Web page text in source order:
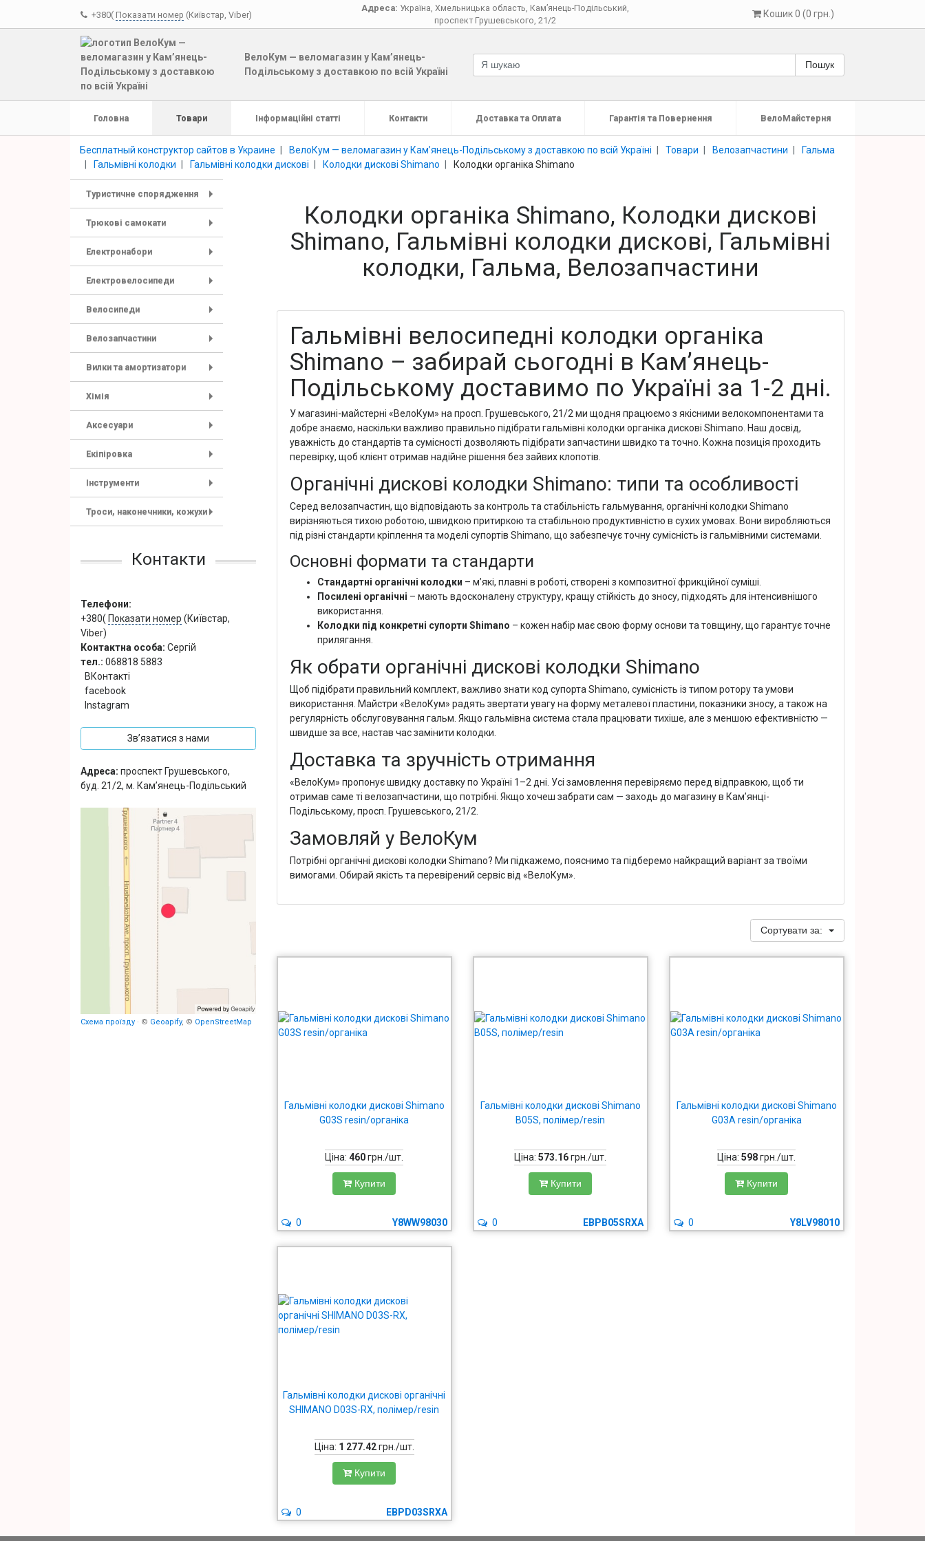
+380( Показати номер (Київстар, Viber)
Адреса: Україна Хмельницька область Кам’янець-Подільський
проспект Грушевського, 21/2
Кошик 0 (0 грн.)
ВелоКум — веломагазин у Кам’янець-
Подільському з доставкою по всій Україні
Пошук
Головна Товари Інформаційні статті Контакти Доставка та Оплата Гарантія та Повернення ВелоМайстерня
Бесплатный конструктор сайтов в Украине ВелоКум — веломагазин у Кам’янець-Подільському з доставкою по всій Україні Товари Велозапчастини
Гальма
Гальмівні колодки
Гальмівні колодки дискові Колодки дискові Shimano Колодки органіка Shimano
Туристичне спорядження
Трюкові самокати
Електронабори
Електровелосипеди
Велосипеди
Велозапчастини
Вилки та амортизатори
Хімія
Аксесуари
Екіпіровка
Інструменти
Троси, наконечники, кожухи
Контакти
Телефони:
+380( Показати номер (Київстар,
Viber)
Контактна особа: Сергій
тел.: 068818 5883
ВКонтакті
facebook
Instagram
Зв’язатися з нами
Адреса: проспект Грушевського,
буд. 21/2, м. Кам’янець-Подільський
Схема проїзду · © Geoapify, © OpenStreetMap
Колодки органіка Shimano, Колодки дискові
Shimano, Гальмівні колодки дискові, Гальмівні
колодки, Гальма, Велозапчастини
Гальмівні велосипедні колодки органіка
Shimano – забирай сьогодні в Кам’янець-
Подільському доставимо по Україні за 1-2 дні.
У магазині-майстерні «ВелоКум» на просп. Грушевського, 21/2 ми щодня працюємо з якісними велокомпонентами та
добре знаємо, наскільки важливо правильно підібрати гальмівні колодки органіка дискові Shimano. Наш досвід,
уважність до стандартів та сумісності дозволяють підібрати запчастини швидко та точно. Кожна позиція проходить
перевірку, щоб клієнт отримав надійне рішення без зайвих клопотів.
Органічні дискові колодки Shimano: типи та особливості
Серед велозапчастин, що відповідають за контроль та стабільність гальмування, органічні колодки Shimano
вирізняються тихою роботою, швидкою притиркою та стабільною продуктивністю в сухих умовах. Вони виробляються
під різні стандарти кріплення та моделі супортів Shimano, що забезпечує точну сумісність із гальмівними системами.
Основні формати та стандарти
Стандартні органічні колодки – м’які, плавні в роботі, створені з композитної фрикційної суміші.
Посилені органічні – мають вдосконалену структуру, кращу стійкість до зносу, підходять для інтенсивнішого
використання.
Колодки під конкретні супорти Shimano – кожен набір має свою форму основи та товщину, що гарантує точне
прилягання.
Як обрати органічні дискові колодки Shimano
Щоб підібрати правильний комплект, важливо знати код супорта Shimano, сумісність із типом ротору та умови
використання. Майстри «ВелоКум» радять звертати увагу на форму металевої пластини, показники зносу, а також на
регулярність обслуговування гальм. Якщо гальмівна система стала працювати тихіше, але з меншою ефективністю —
швидше за все, настав час замінити колодки.
Доставка та зручність отримання
«ВелоКум» пропонує швидку доставку по Україні 1–2 дні. Усі замовлення перевіряємо перед відправкою, щоб ти
отримав саме ті велозапчастини, що потрібні. Якщо хочеш забрати сам — заходь до магазину в Кам’янці-
Подільському, просп. Грушевського, 21/2.
Замовляй у ВелоКум
Потрібні органічні дискові колодки Shimano? Ми підкажемо, пояснимо та підберемо найкращий варіант за твоїми
вимогами. Обирай якість та перевірений сервіс від «ВелоКум».
Сортувати за:
Гальмівні колодки дискові Shimano
G03S resin/органіка
Ціна:460грн./шт.
Купити
Y8WW98030
0
Гальмівні колодки дискові Shimano
B05S, полімер/resin
Ціна:573.16грн./шт.
Купити
EBPB05SRXA
0
Гальмівні колодки дискові Shimano
G03А resin/органіка
Ціна:598грн./шт.
Купити
Y8LV98010
0
Гальмівні колодки дискові органічні
SHIMANO D03S-RX, полімер/resin
Ціна: 1 277.42грн./шт.
Купити
EBPD03SRXA
0